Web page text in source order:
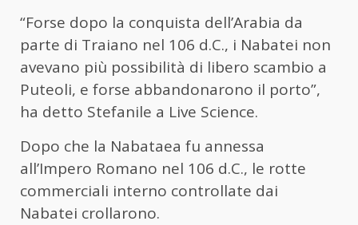
“Forse dopo la conquista dell’Arabia da
parte di Traiano nel 106 d.C., i Nabatei non
avevano più possibilità di libero scambio a
Puteoli, e forse abbandonarono il porto”,
ha detto Stefanile a Live Science.
Dopo che la Nabataea fu annessa
all’Impero Romano nel 106 d.C., le rotte
commerciali interno controllate dai
Nabatei crollarono.